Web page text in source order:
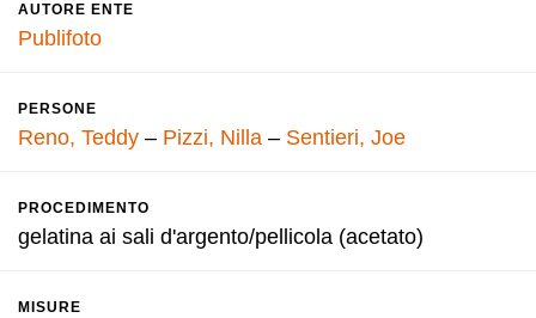
AUTORE ENTE
Publifoto
PERSONE
Reno, Teddy – Pizzi, Nilla – Sentieri, Joe
PROCEDIMENTO
gelatina ai sali d'argento/pellicola (acetato)
MISURE